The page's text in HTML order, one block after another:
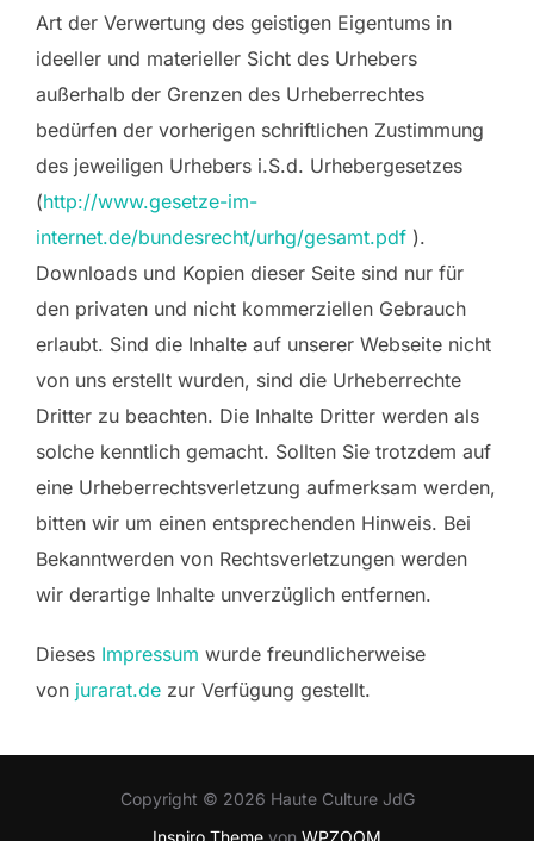
Art der Verwertung des geistigen Eigentums in
ideeller und materieller Sicht des Urhebers
außerhalb der Grenzen des Urheberrechtes
bedürfen der vorherigen schriftlichen Zustimmung
des jeweiligen Urhebers i.S.d. Urhebergesetzes
(http://www.gesetze-im-
internet.de/bundesrecht/urhg/gesamt.pdf ).
Downloads und Kopien dieser Seite sind nur für
den privaten und nicht kommerziellen Gebrauch
erlaubt. Sind die Inhalte auf unserer Webseite nicht
von uns erstellt wurden, sind die Urheberrechte
Dritter zu beachten. Die Inhalte Dritter werden als
solche kenntlich gemacht. Sollten Sie trotzdem auf
eine Urheberrechtsverletzung aufmerksam werden,
bitten wir um einen entsprechenden Hinweis. Bei
Bekanntwerden von Rechtsverletzungen werden
wir derartige Inhalte unverzüglich entfernen.
Dieses Impressum wurde freundlicherweise
von jurarat.de zur Verfügung gestellt.
Copyright © 2026 Haute Culture JdG